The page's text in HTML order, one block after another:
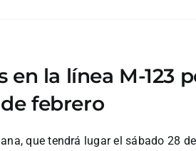
la línea M-123
febrero
que tendrá lugar el sábado